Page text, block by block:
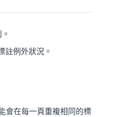
註例外狀況。
會在每一頁重複相同的標